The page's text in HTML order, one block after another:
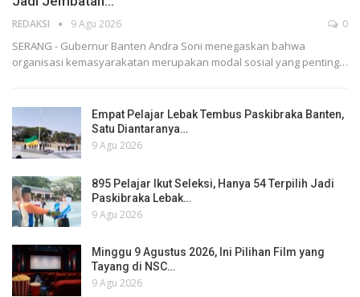
REDAKSI 9 Agu 2026 0
SERANG - Gubernur Banten Andra Soni menegaskan bahwa
organisasi kemasyarakatan merupakan modal sosial yang penting…
Empat Pelajar Lebak Tembus Paskibraka Banten,
Satu Diantaranya…
9 Agu 2026
895 Pelajar Ikut Seleksi, Hanya 54 Terpilih Jadi
Paskibraka Lebak…
9 Agu 2026
Minggu 9 Agustus 2026, Ini Pilihan Film yang
Tayang di NSC…
9 Agu 2026